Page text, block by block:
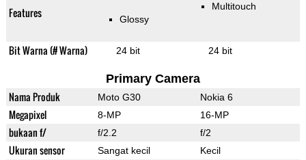
Features Glossy
Multitouch
Bit Warna (# Warna) 24 bit 24 bit
Primary Camera
Nama Produk Moto G30 Nokia 6
Megapixel 8-MP 16-MP
bukaan f/ f/2.2 f/2
Ukuran sensor Sangat kecil Kecil